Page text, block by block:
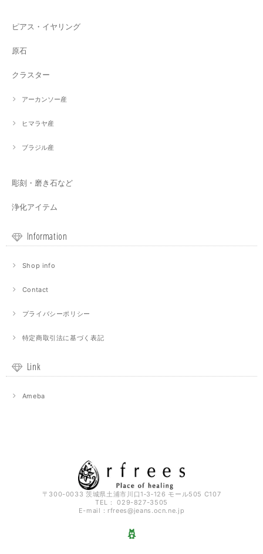
ピアス・イヤリング
原石
クラスター
アーカンソー産
ヒマラヤ産
ブラジル産
彫刻・磨き石など
浄化アイテム
Information
Shop info
Contact
プライバシーポリシー
特定商取引法に基づく表記
Link
Ameba
〒300-0033 茨城県土浦市川口1‐3‐126 モール505 C107
TEL： 029-827-3505
E-mail： rfrees@jeans.ocn.ne.jp